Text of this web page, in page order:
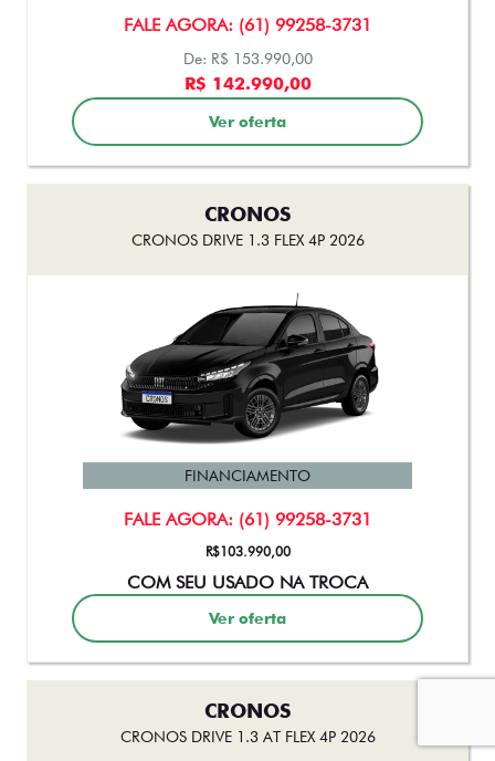
FALE AGORA: (61) 99258-3731
De: R$ 153.990,00
R$ 142.990,00
Ver oferta
CRONOS
CRONOS DRIVE 1.3 FLEX 4P 2026
FALE AGORA: (61) 99258-3731
FINANCIAMENTO
R$103.990,00
COM SEU USADO NA TROCA
Ver oferta
CRONOS
CRONOS DRIVE 1.3 AT FLEX 4P 2026